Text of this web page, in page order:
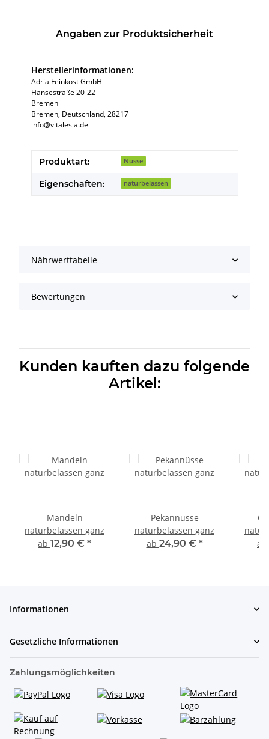
Angaben zur Produktsicherheit
Herstellerinformationen:
Adria Feinkost GmbH
Hansestraße 20-22
Bremen
Bremen, Deutschland, 28217
info@vitalesia.de
Produkteigenschaft
Wert
Produktart: Nüsse
Eigenschaften: naturbelassen
Nährwerttabelle
Bewertungen
Kunden kauften dazu folgende
Artikel:
Mandeln
naturbelassen ganz
ab 12,90 € *
Pekannüsse
naturbelassen ganz
ab 24,90 € *
ab
Informationen
Gesetzliche Informationen
Zahlungsmöglichkeiten